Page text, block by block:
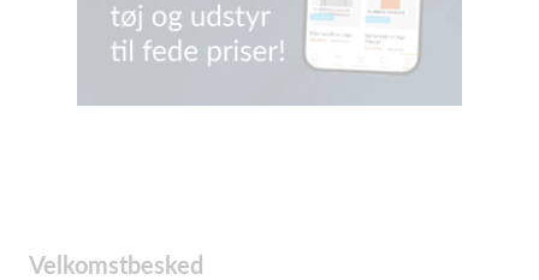
Velkomstbesked